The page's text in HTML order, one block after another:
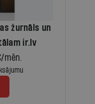
žurnāls un
ir.lv
mēn.